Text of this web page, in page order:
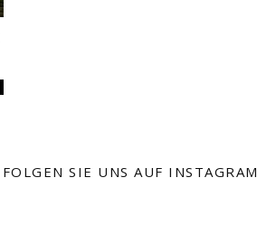
FOLGEN SIE UNS AUF INSTAGRAM